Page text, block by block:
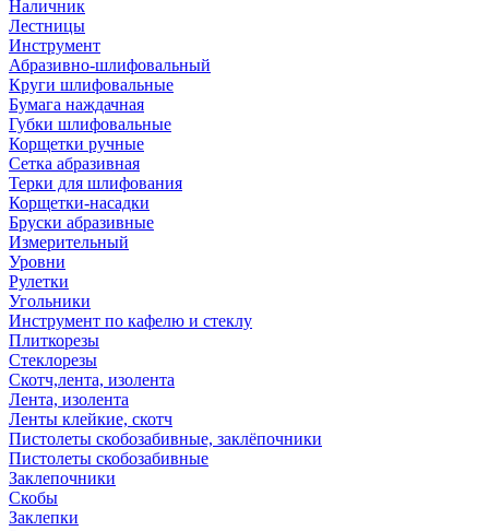
Наличник
Лестницы
Инструмент
Абразивно-шлифовальный
Круги шлифовальные
Бумага наждачная
Губки шлифовальные
Корщетки ручные
Сетка абразивная
Терки для шлифования
Корщетки-насадки
Бруски абразивные
Измерительный
Уровни
Рулетки
Угольники
Инструмент по кафелю и стеклу
Плиткорезы
Стеклорезы
Скотч,лента, изолента
Лента, изолента
Ленты клейкие, скотч
Пистолеты скобозабивные, заклёпочники
Пистолеты скобозабивные
Заклепочники
Скобы
Заклепки